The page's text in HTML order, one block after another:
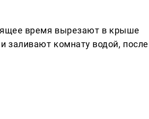
время вырезают в крыше
комнату водой, после